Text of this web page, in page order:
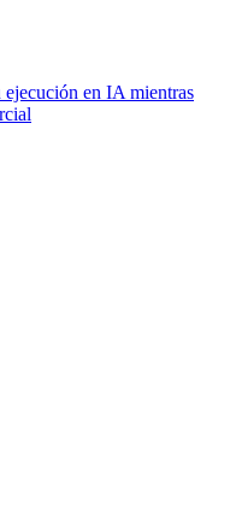
en IA mientras